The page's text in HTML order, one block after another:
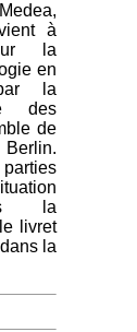
à
la
en
la
des
de
la
livret
la